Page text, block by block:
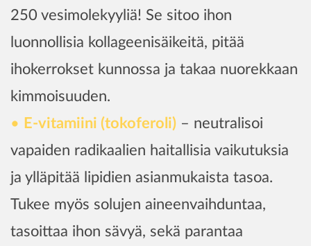
250 vesimolekyyliä! Se sitoo ihon
luonnollisia kollageenisäikeitä, pitää
ihokerrokset kunnossa ja takaa nuorekkaan
kimmoisuuden.
E-vitamiini (tokoferoli) – neutralisoi
vapaiden radikaalien haitallisia vaikutuksia
ja ylläpitää lipidien asianmukaista tasoa.
Tukee myös solujen aineenvaihduntaa,
tasoittaa ihon sävyä, sekä parantaa